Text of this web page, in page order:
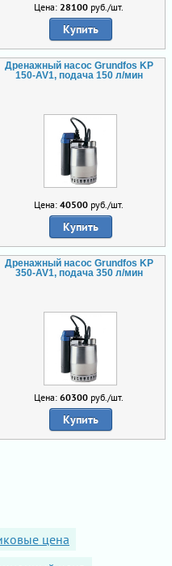
Цена: 28100руб./шт.
Купить
Дренажный насос Grundfos KP
150-AV1, подача 150 л/мин
Цена: 40500руб./шт.
Купить
Дренажный насос Grundfos KP
350-AV1, подача 350 л/мин
Цена: 60300руб./шт.
Купить
цена